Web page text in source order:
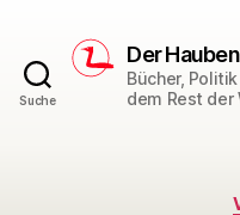
Suche
Der
Bücher,
dem Rest der